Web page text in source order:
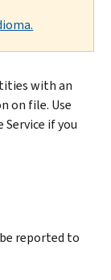
with an
on file. Use
if you
reported to